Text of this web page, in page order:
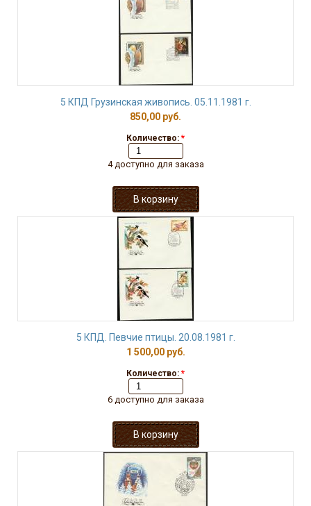
5 КПД Грузинская живопись. 05.11.1981 г.
850,00 руб.
Количество: *
4 доступно для заказа
5 КПД. Певчие птицы. 20.08.1981 г.
1 500,00 руб.
Количество: *
6 доступно для заказа